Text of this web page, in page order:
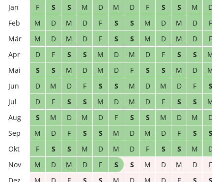
F
S S M D M D F S S M
D
M
D M D F S S M D M D
F
M
D M D F S S M D M D
F
D
F S S M D M D F S S
M
S
S M D M D F S S M D
M
D
M D F S S M D M D F
S
D
F S S M D M D F S S
M
S
M D M D F S S M D M
D
M
D F S S M D M D F S
S
F
S S M D M D F S S M
D
M
D M D F S S M D M D
F